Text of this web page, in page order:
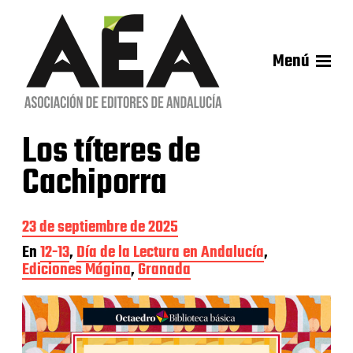
Menú
Los títeres de
Cachiporra
F
e
c
h
a
d
e
l
23 de septiembre de 2025
En12-13,Día de la Lectura en Andalucía,
Ediciones Mágina,Granada